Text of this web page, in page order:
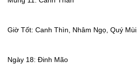
Giờ Tốt: Canh Thìn, Nhâm Ngọ, Quý Mùi,
Ngày 18: Đinh Mão